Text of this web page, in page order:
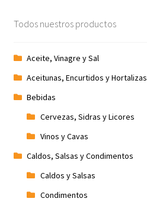
Promociones
Términos y condiciones
Tienda
Todos nuestros productos
Aceite, Vinagre y Sal
Aceitunas, Encurtidos y Hortalizas
Bebidas
Cervezas, Sidras y Licores
Vinos y Cavas
Caldos, Salsas y Condimentos
Caldos y Salsas
Condimentos